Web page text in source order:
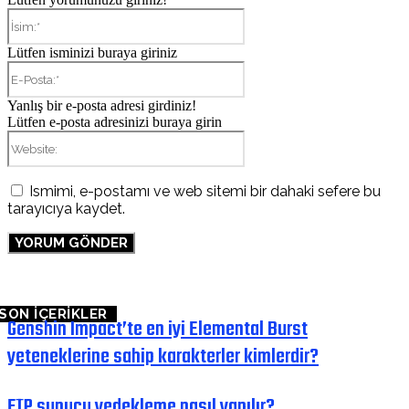
Lütfen isminizi buraya giriniz
Yanlış bir e-posta adresi girdiniz!
Lütfen e-posta adresinizi buraya girin
Ismimi, e-postamı ve web sitemi bir dahaki sefere bu
tarayıcıya kaydet.
İÇERİKLER
Genshin Impact’te en iyi Elemental Burst
yeteneklerine sahip karakterler kimlerdir?